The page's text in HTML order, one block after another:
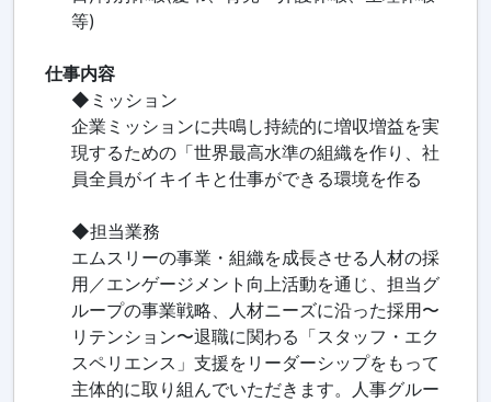
等)
仕事内容
◆ミッション
企業ミッションに共鳴し持続的に増収増益を実
現するための「世界最高水準の組織を作り、社
員全員がイキイキと仕事ができる環境を作る
◆担当業務
エムスリーの事業・組織を成長させる人材の採
用／エンゲージメント向上活動を通じ、担当グ
ループの事業戦略、人材ニーズに沿った採用〜
リテンション〜退職に関わる「スタッフ・エク
スペリエンス」支援をリーダーシップをもって
主体的に取り組んでいただきます。人事グルー